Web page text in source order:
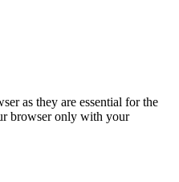
as they are essential for the
browser only with your